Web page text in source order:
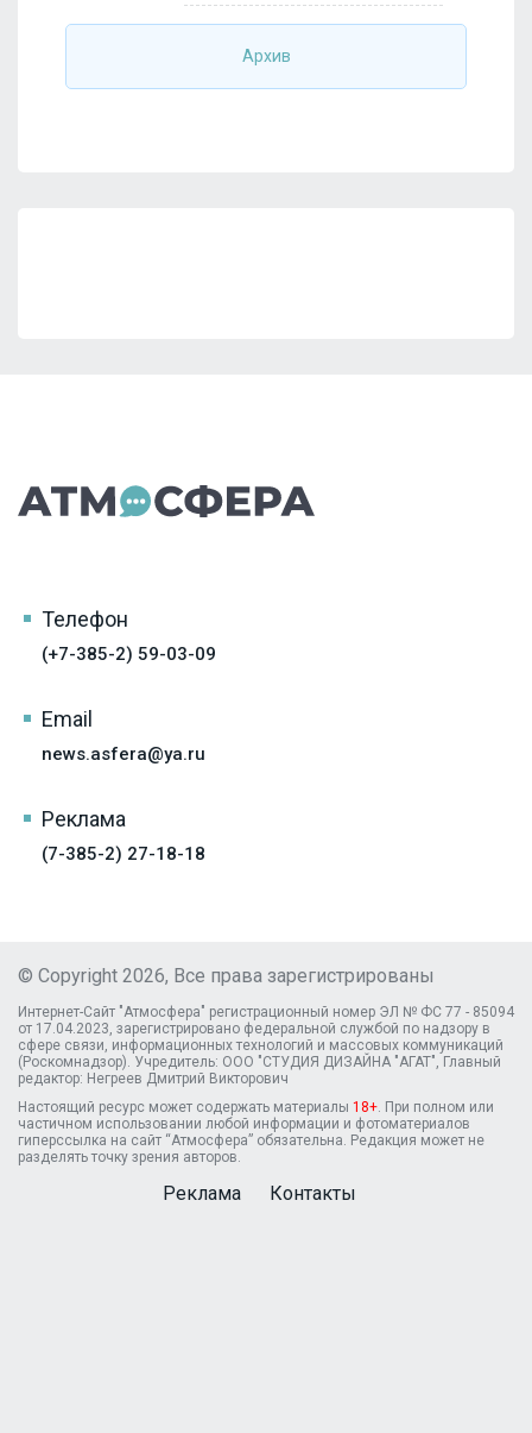
Архив
Телефон
(+7-385-2) 59-03-09
Email
news.asfera@ya.ru
Реклама
(7-385-2) 27-18-18
© Copyright 2026, Все права зарегистрированы
Интернет-Сайт "Атмосфера" регистрационный номер ЭЛ № ФС 77 - 85094
от 17.04.2023, зарегистрировано федеральной службой по надзору в
сфере связи, информационных технологий и массовых коммуникаций
(Роскомнадзор). Учредитель: ООО "СТУДИЯ ДИЗАЙНА "АГАТ", Главный
редактор: Негреев Дмитрий Викторович
Настоящий ресурс может содержать материалы 18+ . При полном или
частичном использовании любой информации и фотоматериалов
гиперссылка на сайт “Атмосфера” обязательна. Редакция может не
разделять точку зрения авторов.
Реклама Контакты